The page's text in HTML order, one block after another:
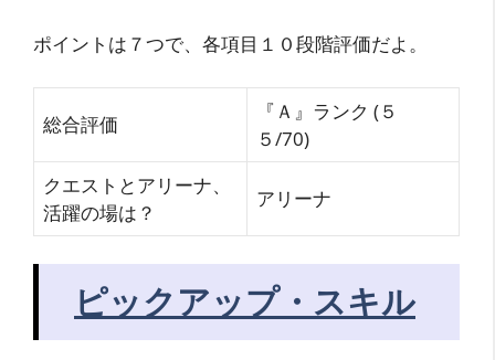
ポイントは７つで、各項目１０段階評価だよ。
総合評価
『Ａ』ランク (５
５/70)
クエストとアリーナ、
活躍の場は？
アリーナ
ピックアップ・スキル